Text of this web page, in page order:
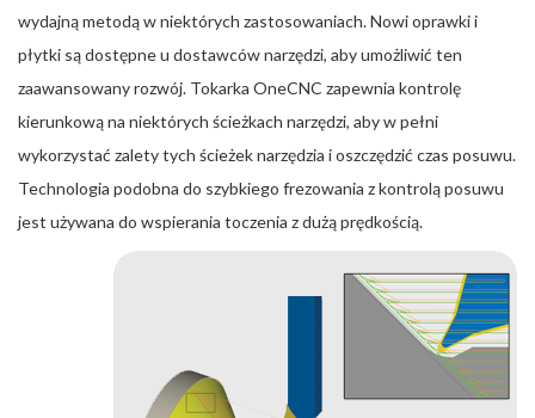
wydajną metodą w niektórych zastosowaniach. Nowi oprawki i
płytki są dostępne u dostawców narzędzi, aby umożliwić ten
zaawansowany rozwój. Tokarka OneCNC zapewnia kontrolę
kierunkową na niektórych ścieżkach narzędzi, aby w pełni
wykorzystać zalety tych ścieżek narzędzia i oszczędzić czas posuwu.
Technologia podobna do szybkiego frezowania z kontrolą posuwu
jest używana do wspierania toczenia z dużą prędkością.